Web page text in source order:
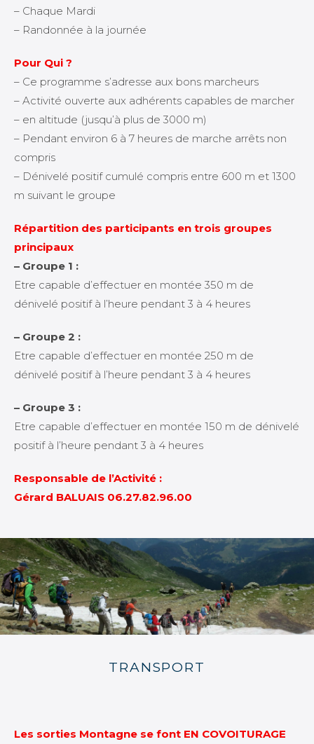
– Chaque Mardi
– Randonnée à la journée
Pour Qui ?
– Ce programme s’adresse aux bons marcheurs
– Activité ouverte aux adhérents capables de marcher
– en altitude (jusqu’à plus de 3000 m)
– Pendant environ 6 à 7 heures de marche arrêts non
compris
– Dénivelé positif cumulé compris entre 600 m et 1300
m suivant le groupe
Répartition des participants en trois groupes
principaux
– Groupe 1 :
Etre capable d’effectuer en montée 350 m de
dénivelé positif à l’heure pendant 3 à 4 heures
– Groupe 2 :
Etre capable d’effectuer en montée 250 m de
dénivelé positif à l’heure pendant 3 à 4 heures
– Groupe 3 :
Etre capable d’effectuer en montée 150 m de dénivelé
positif à l’heure pendant 3 à 4 heures
Responsable de l’Activité :
Gérard BALUAIS 06.27.82.96.00
TRANSPORT
Les sorties Montagne se font EN COVOITURAGE